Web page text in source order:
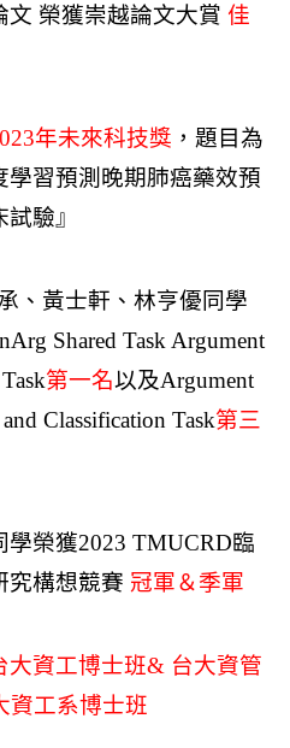
文 榮獲崇越論文大賞 佳
年未來科技獎 ，題目為
學習預測晚期肺癌藥效預
驗』
、黃士軒、林亨優同學
Shared Task Argument
第一名以及Argument
Classification Task第三
榮獲2023 TMUCRD臨
究構想競賽 冠軍＆季軍
大資工博士班& 台大資管
資工系博士班